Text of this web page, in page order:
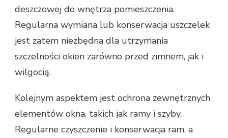
deszczowej do wnętrza pomieszczenia.
Regularna wymiana lub konserwacja uszczelek
jest zatem niezbędna dla utrzymania
szczelności okien zarówno przed zimnem, jak i
wilgocią.
Kolejnym aspektem jest ochrona zewnętrznych
elementów okna, takich jak ramy i szyby.
Regularne czyszczenie i konserwacja ram, a